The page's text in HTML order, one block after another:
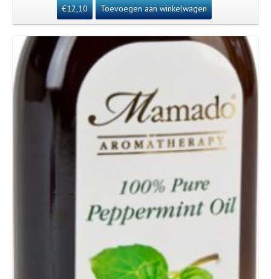
€12,10 Toevoegen aan winkelwagen